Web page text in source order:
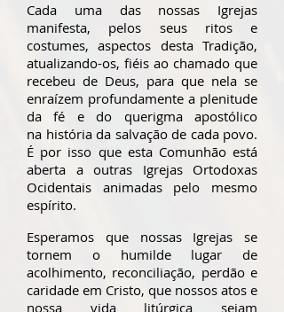
Cada uma das nossas Igrejas
manifesta, pelos seus ritos e
costumes, aspectos desta Tradição,
atualizando-os, fiéis ao chamado que
recebeu de Deus, para que nela se
enraízem profundamente a plenitude
da fé e do querigma apostólico
na história da salvação de cada povo.
É por isso que esta Comunhão está
aberta a outras Igrejas Ortodoxas
Ocidentais animadas pelo mesmo
espírito.
Esperamos que nossas Igrejas se
tornem o humilde lugar de
acolhimento, reconciliação, perdão e
caridade em Cristo, que nossos atos e
nossa vida litúrgica sejam